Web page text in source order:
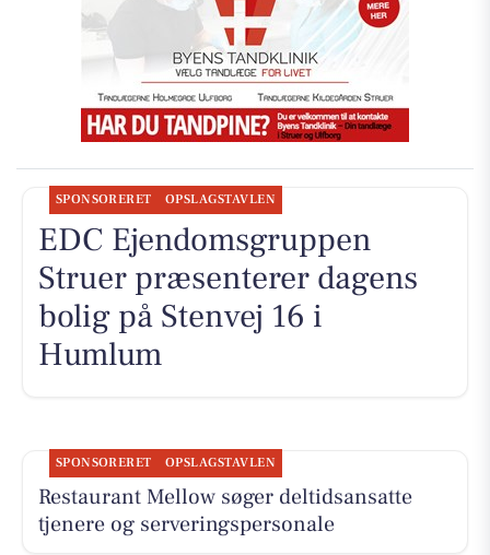
SPONSORERET OPSLAGSTAVLEN
EDC Ejen­doms­grup­pen
Struer præsenterer dagens
bolig på Stenvej 16 i
Humlum
SPONSORERET OPSLAGSTAVLEN
Restaurant Mellow søger deltidsansatte
tjenere og serveringspersonale